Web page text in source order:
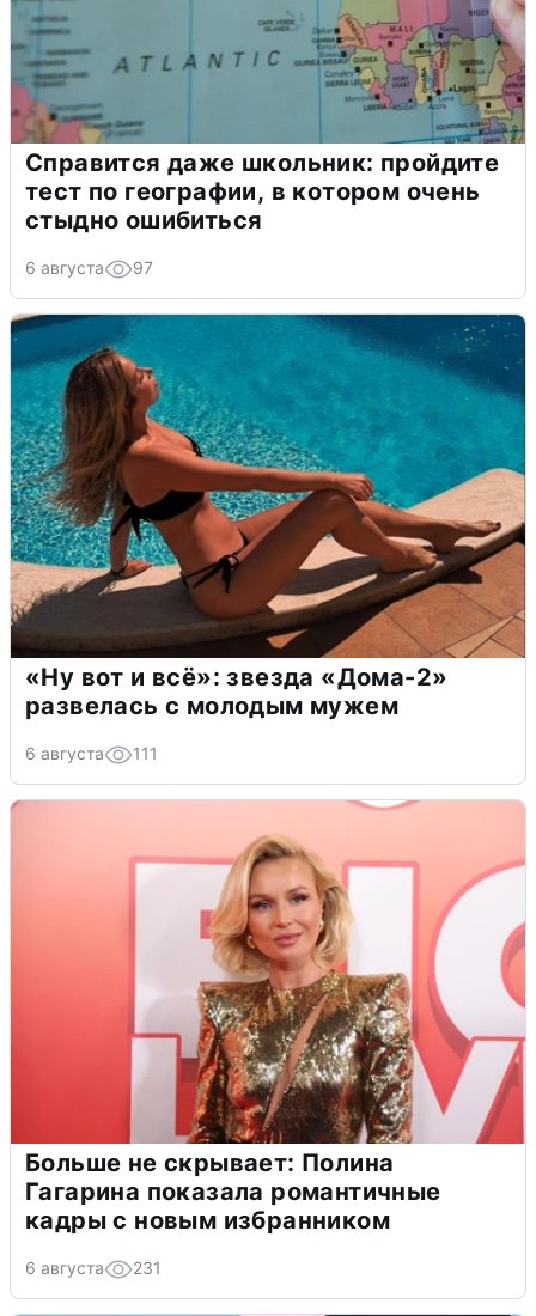
Справится даже школьник: пройдите
тест по географии, в котором очень
стыдно ошибиться
6 августа 97
«Ну вот и всё»: звезда «Дома-2»
развелась с молодым мужем
6 августа 111
Больше не скрывает: Полина
Гагарина показала романтичные
кадры с новым избранником
6 августа 231